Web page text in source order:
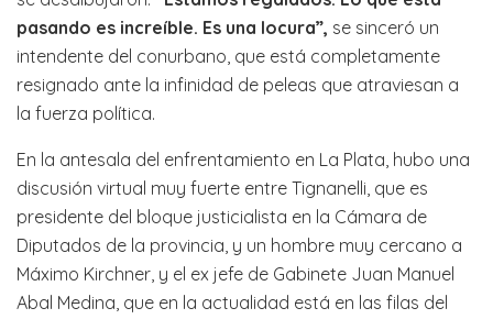
pasando es increíble. Es una locura”, se sinceró un
intendente del conurbano, que está completamente
resignado ante la infinidad de peleas que atraviesan a
la fuerza política.
En la antesala del enfrentamiento en La Plata, hubo una
discusión virtual muy fuerte entre Tignanelli, que es
presidente del bloque justicialista en la Cámara de
Diputados de la provincia, y un hombre muy cercano a
Máximo Kirchner, y el ex jefe de Gabinete Juan Manuel
Abal Medina, que en la actualidad está en las filas del